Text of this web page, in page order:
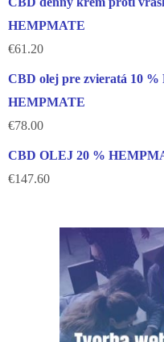
HEMPMATE
€61.20
CBD olej pre zvieratá 10 %
HEMPMATE
€78.00
CBD OLEJ 20 %
€147.60